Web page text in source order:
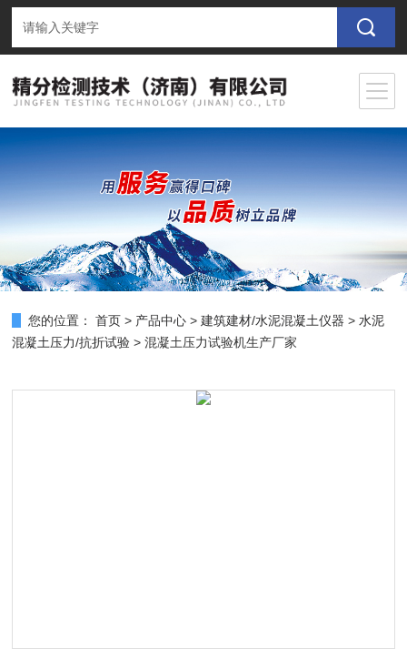
您的位置： 首页 > 产品中心 >建筑建材/水泥混凝土仪器 >水泥
混凝土压力/抗折试验 > 混凝土压力试验机生产厂家